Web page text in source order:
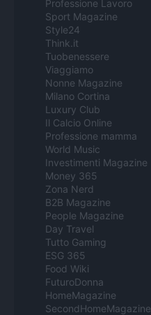
Professione Lavoro
Sport Magazine
Style24
Think.it
Tuobenessere
Viaggiamo
Nonne Magazine
Milano Cortina
Luxury Club
Il Calcio Online
Professione mamma
World Music
Investimenti Magazine
Money 365
Zona Nerd
B2B Magazine
People Magazine
Day Travel
Tutto Gaming
ESG 365
Food Wiki
FuturoDonna
HomeMagazine
SecondHomeMagazine